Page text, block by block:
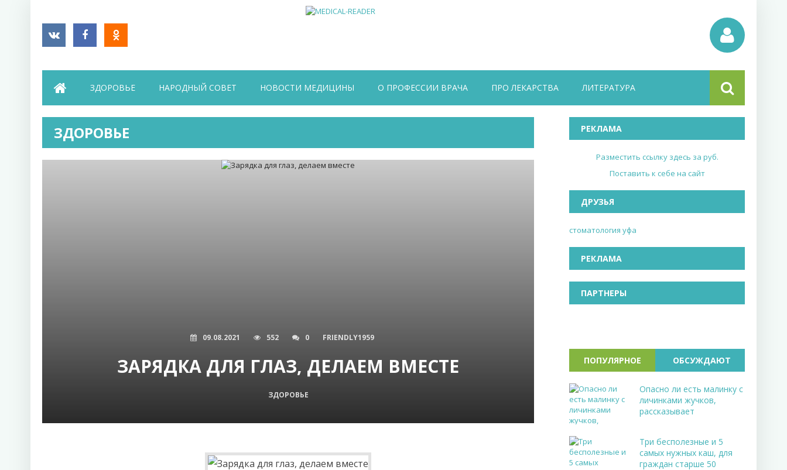
ЗДОРОВЬЕ НАРОДНЫЙ СОВЕТ НОВОСТИ МЕДИЦИНЫ О ПРОФЕССИИ ВРАЧА ПРО ЛЕКАРСТВА ЛИТЕРАТУРА
ЗДОРОВЬЕ
09.08.2021 552 0 FRIENDLY1959
ЗАРЯДКА ДЛЯ ГЛАЗ, ДЕЛАЕМ ВМЕСТЕ
ЗДОРОВЬЕ
РЕКЛАМА
Разместить ссылку здесь за руб.
Поставить к себе на сайт
ДРУЗЬЯ
стоматология уфа
РЕКЛАМА
ПАРТНЕРЫ
ПОПУЛЯРНОЕ ОБСУЖДАЮТ
Опасно ли есть малинку с
личинками жучков,
рассказывает
Три бесполезные и 5
самых нужных каш, для
граждан старше 50